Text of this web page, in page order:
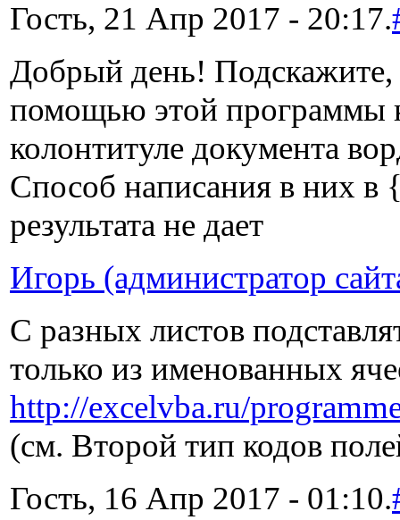
Гость, 21 Апр 2017 - 20:17.
Добрый день! Подскажите,
помощью этой программы
колонтитуле документа
Способ написания в них в
результата не дает
Игорь (администратор
С разных листов
только из именованных
http://excelvba.ru/
(см. Второй тип кодов
Гость, 16 Апр 2017 - 01:10.